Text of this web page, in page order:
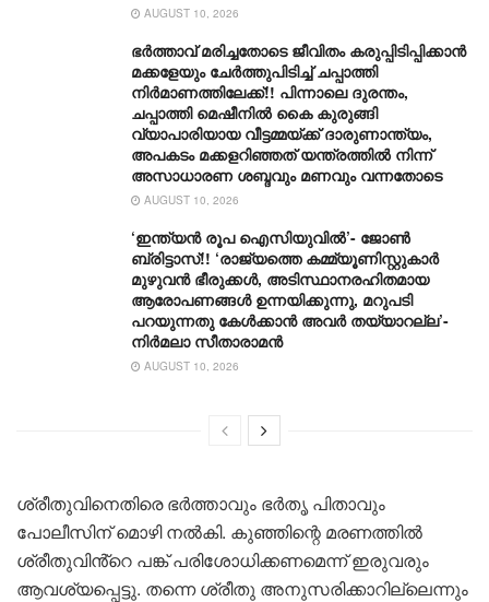
AUGUST 10, 2026
ഭർത്താവ് മരിച്ചതോടെ ജീവിതം കരുപ്പിടിപ്പിക്കാൻ
മക്കളേയും ചേർത്തുപിടിച്ച് ചപ്പാത്തി
നിർമാണത്തിലേക്ക്!! പിന്നാലെ ദുരന്തം,
ചപ്പാത്തി മെഷീനിൽ കൈ കുരുങ്ങി
വ്യാപാരിയായ വീട്ടമ്മയ്ക്ക് ദാരുണാന്ത്യം,
അപകടം മക്കളറിഞ്ഞത് യന്ത്രത്തിൽ നിന്ന്
അസാധാരണ ശബ്ദവും മണവും വന്നതോടെ
AUGUST 10, 2026
‘ഇന്ത്യൻ രൂപ ഐസിയുവിൽ’- ജോൺ
ബ്രിട്ടാസ്!! ‘രാജ്യത്തെ കമ്മ്യൂണിസ്റ്റുകാർ
മുഴുവൻ ഭീരുക്കൾ, അടിസ്ഥാനരഹിതമായ
ആരോപണങ്ങൾ ഉന്നയിക്കുന്നു, മറുപടി
പറയുന്നതു കേൾക്കാൻ അവർ തയ്യാറല്ല’-
നിർമലാ സീതാരാമൻ
AUGUST 10, 2026
ശ്രീതുവിനെതിരെ ഭർത്താവും ഭർതൃ പിതാവും
പോലീസിന് മൊഴി നൽകി. കുഞ്ഞിന്റെ മരണത്തിൽ
ശ്രീതുവിൻ്റെ പങ്ക് പരിശോധിക്കണമെന്ന് ഇരുവരും
ആവശ്യപ്പെട്ടു. തന്നെ ശ്രീതു അനുസരിക്കാറില്ലെന്നും